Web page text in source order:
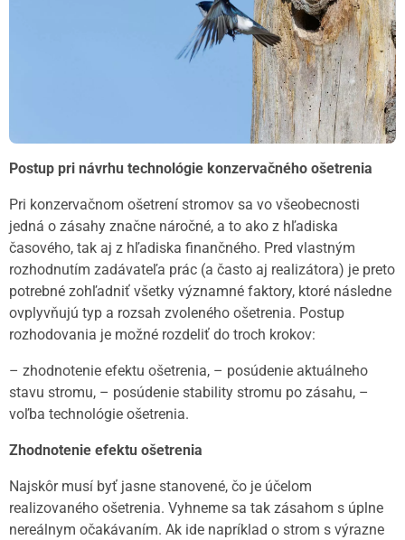
Postup pri návrhu technológie konzervačného ošetrenia
Pri konzervačnom ošetrení stromov sa vo všeobecnosti
jedná o zásahy značne náročné, a to ako z hľadiska
časového, tak aj z hľadiska finančného. Pred vlastným
rozhodnutím zadávateľa prác (a často aj realizátora) je preto
potrebné zohľadniť všetky významné faktory, ktoré následne
ovplyvňujú typ a rozsah zvoleného ošetrenia. Postup
rozhodovania je možné rozdeliť do troch krokov:
– zhodnotenie efektu ošetrenia, – posúdenie aktuálneho
stavu stromu, – posúdenie stability stromu po zásahu, –
voľba technológie ošetrenia.
Zhodnotenie efektu ošetrenia
Najskôr musí byť jasne stanovené, čo je účelom
realizovaného ošetrenia. Vyhneme sa tak zásahom s úplne
nereálnym očakávaním. Ak ide napríklad o strom s výrazne